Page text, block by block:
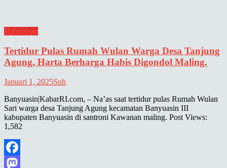
Banyuasin
Tertidur Pulas Rumah Wulan Warga Desa Tanjung
Agung, Harta Berharga Habis Digondol Maling.
Januari 1, 2025Suh
Banyuasin|KabarRI.com, – Na’as saat tertidur pulas Rumah Wulan
Sari warga desa Tanjung Agung kecamatan Banyuasin III
kabupaten Banyuasin di santroni Kawanan maling. Post Views:
1,582
Facebook